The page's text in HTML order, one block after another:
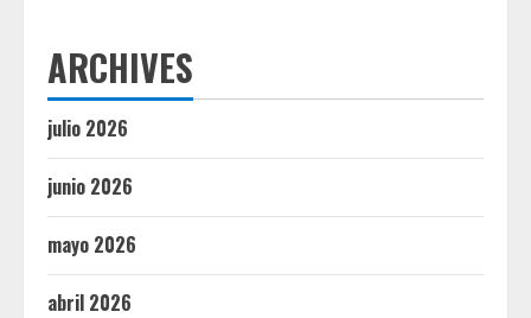
ARCHIVES
julio 2026
junio 2026
mayo 2026
abril 2026